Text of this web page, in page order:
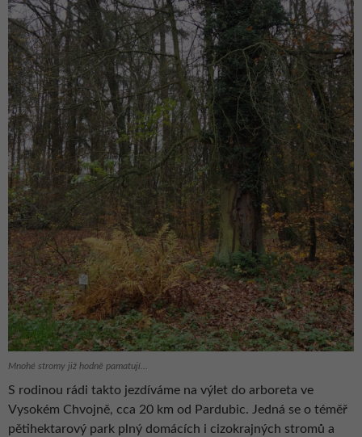
Mnohé stromy již hodně pamatují…
S rodinou rádi takto jezdíváme na výlet do arboreta ve
Vysokém Chvojně, cca 20 km od Pardubic. Jedná se o téměř
pětihektarový park plný domácích i cizokrajných stromů a